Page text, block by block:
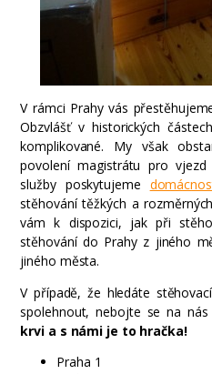
V rámci Prahy vás
Obzvlášť v historických
komplikované. My však
povolení magistrátu pro vjezd
služby poskytujeme
stěhování těžkých a
vám k dispozici, jak při
stěhování do Prahy z jiného
jiného města.
V případě, že hledáte
spolehnout, nebojte se na nás
krvi a s námi je to hračka!
Praha 1